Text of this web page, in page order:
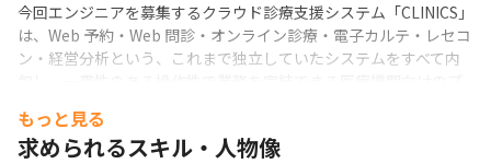
今回エンジニアを募集するクラウド診療支援システム「CLINICS」
は、Web 予約・Web 問診・オンライン診療・電子カルテ・レセコ
ン・経営分析という、これまで独立していたシステムをすべて内
でいます。
もっと見る
求められるスキル・人物像